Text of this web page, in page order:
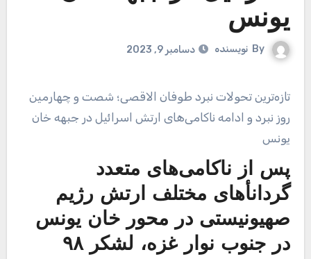
یونس
نویسنده دسامبر 9, 2023
تازه‌ترین تحولات نبرد طوفان الاقصی؛ شصت و چهارمین
روز نبرد و ادامه ناکامی‌های ارتش اسرائیل در جبهه خان
یونس
پس از ناکامی‌های متعدد
گردانأ‌های مختلف ارتش رژیم
صهیونیستی در محور خان یونس
در جنوب نوار غزه، لشکر ۹۸